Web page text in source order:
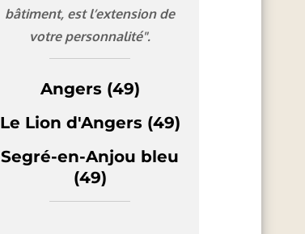
bâtiment, est l’extension de
votre personnalité".
Angers (49)
Le Lion d'Angers (49)
Segré-en-Anjou bleu
(49)